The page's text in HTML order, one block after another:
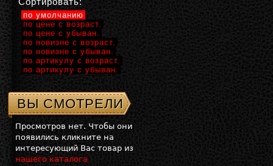
по умолчанию
по цене с возраст.
по цене с убыван.
по новизне с возраст.
по новизне с убыван.
по артикулу с возраст.
по артикулу с убыван.
ВЫ СМОТРЕЛИ
Просмотров нет. Чтобы они
появились кликните на
интересующий Вас товар из
нашего каталога